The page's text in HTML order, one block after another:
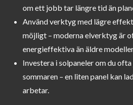
om ett jobb tar längre tid än
Använd verktyg med lägre
möjligt – moderna elverktyg är
energieffektiva än äldre
Investera i solpaneler om du
sommaren – en liten panel kan
arbetar.